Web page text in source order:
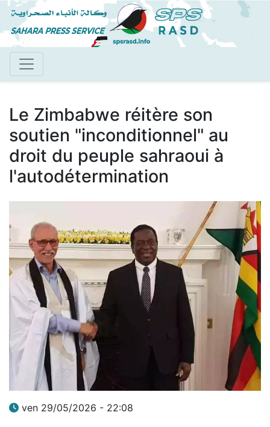
Aller
au
contenu
Le Zimbabwe réitère son
soutien "inconditionnel" au
droit du peuple sahraoui à
l'autodétermination
ven 29/05/2026 - 22:08